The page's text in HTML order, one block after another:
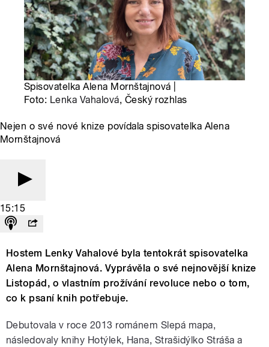
Spisovatelka Alena Mornštajnová |
Foto: Lenka Vahalová, Český rozhlas
Nejen o své nové knize povídala spisovatelka Alena
Mornštajnová
15:15
Hostem Lenky Vahalové byla tentokrát spisovatelka
Alena Mornštajnová. Vyprávěla o své nejnovější knize
Listopád, o vlastním prožívání revoluce nebo o tom,
co k psaní knih potřebuje.
Debutovala v roce 2013 románem Slepá mapa,
následovaly knihy Hotýlek, Hana, Strašidýlko Stráša a